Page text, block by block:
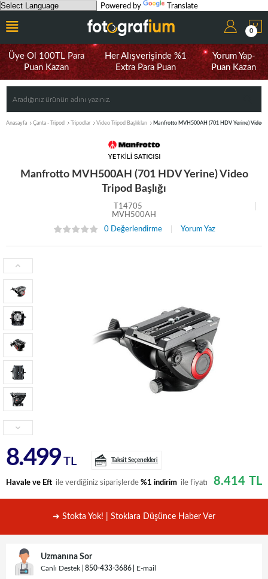
Powered by Translate
0
Üye Ol 100TL Para
Puan Kazan
Her Alışverişinde %1
Extra Para Puan
Yorum Yap-
Puan Kazan
Anasayfa Çanta - Tripod Tripodlar Video Tripod Başlıkları Manfrotto MVH500AH (701 HDV Yerine) Video
Manfrotto MVH500AH (701 HDV Yerine) Video
Tripod Başlığı
T14705
MVH500AH
0 Değerlendirme
Yorum Yaz
8.499 TL Taksit Seçenekleri
Havale ve Eft ile verdiğiniz siparişlerde %1 indirim ile fiyatı 8.414 TL
➜ Stokta Yok! | Stoklara Düşünce Haber Ver
Uzmanına Sor
Canlı Destek 850-433-3686 E-mail